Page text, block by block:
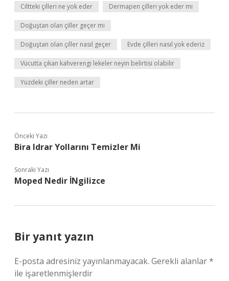
Ciltteki çilleri ne yok eder Dermapen çilleri yok eder mi
Doğuştan olan çiller geçer mi
Doğuştan olan çiller nasıl geçer Evde çilleri nasıl yok ederiz
Vücutta çıkan kahverengi lekeler neyin belirtisi olabilir
Yüzdeki çiller neden artar
Önceki Yazı
Bira Idrar Yollarını Temizler Mi
Sonraki Yazı
Moped Nedir İNgilizce
Bir yanıt yazın
E-posta adresiniz yayınlanmayacak. Gerekli alanlar*
ile işaretlenmişlerdir